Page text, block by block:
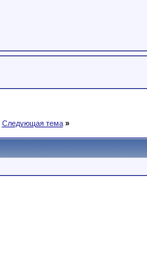
Следующая тема »